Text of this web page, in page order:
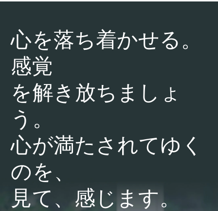
心を落ち着かせる。
感覚
を解き放ちましょ
う。
心が満たされてゆく
のを、
見て、感じます。